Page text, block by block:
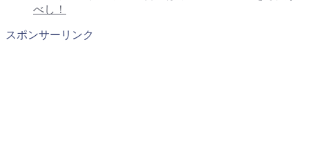
べし！
スポンサーリンク